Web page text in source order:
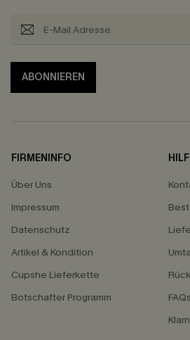
ABONNIEREN
FIRMENINFO
Über Uns
Impressum
Datenschutz
Artikel & Kondition
Cupshe Lieferkette
Botschafter Programm
FAQs